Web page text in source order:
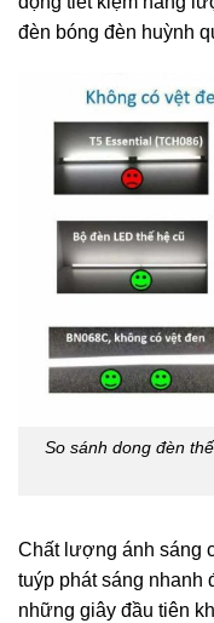
đèn bóng đèn huỳnh
So sánh dong đèn
Chất lượng ánh sáng
tuýp phát sáng nhanh
những giây đầu tiên